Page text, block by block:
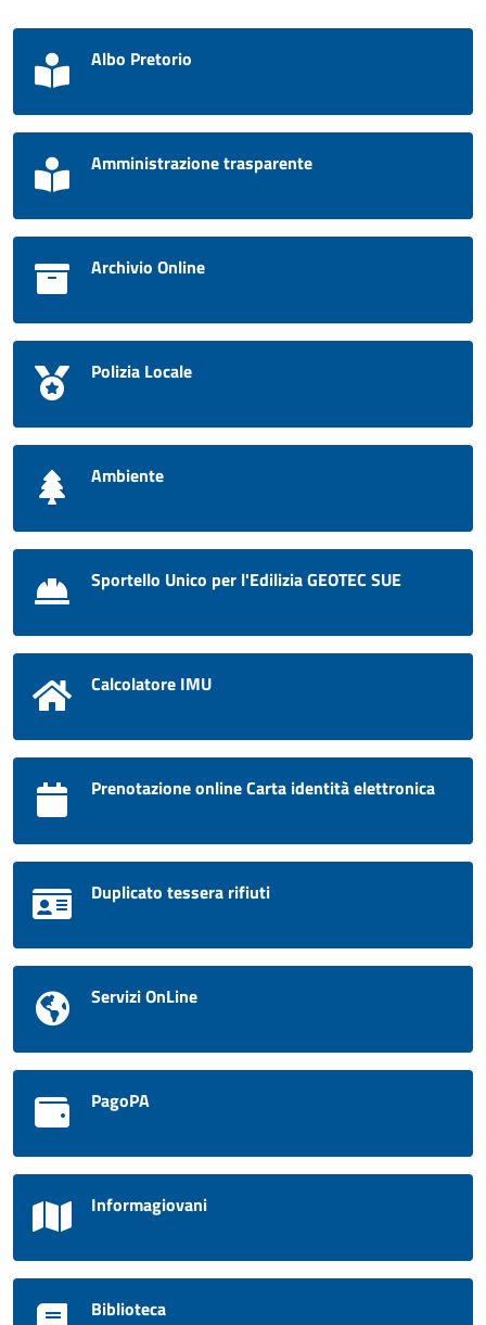
Albo Pretorio
Amministrazione trasparente
Archivio Online
Polizia Locale
Ambiente
Sportello Unico per l'Edilizia GEOTEC SUE
Calcolatore IMU
Prenotazione online Carta identità elettronica
Duplicato tessera rifiuti
Servizi OnLine
PagoPA
Informagiovani
Biblioteca